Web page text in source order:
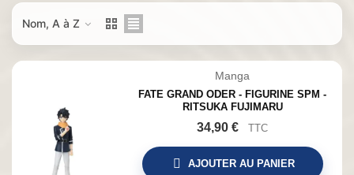
Nom, A à Z
Manga
FATE GRAND ODER - FIGURINE SPM -
RITSUKA FUJIMARU
34,90 € TTC
AJOUTER AU PANIER